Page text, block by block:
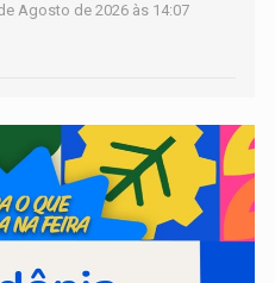
Agosto de 2026 às 14:07